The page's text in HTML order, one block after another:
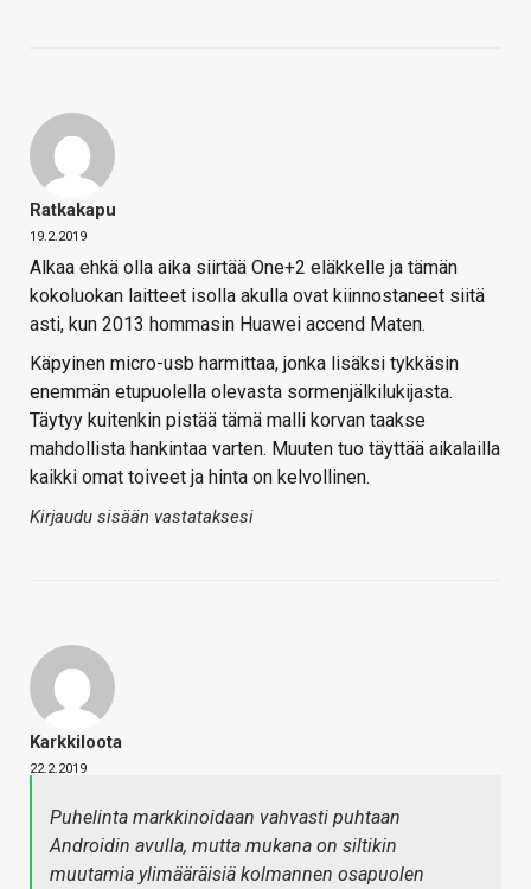
Ratkakapu
19.2.2019
Alkaa ehkä olla aika siirtää One+2 eläkkelle ja tämän
kokoluokan laitteet isolla akulla ovat kiinnostaneet siitä
asti, kun 2013 hommasin Huawei accend Maten.
Käpyinen micro-usb harmittaa, jonka lisäksi tykkäsin
enemmän etupuolella olevasta sormenjälkilukijasta.
Täytyy kuitenkin pistää tämä malli korvan taakse
mahdollista hankintaa varten. Muuten tuo täyttää aikalailla
kaikki omat toiveet ja hinta on kelvollinen.
Kirjaudu sisään vastataksesi
Karkkiloota
22.2.2019
Puhelinta markkinoidaan vahvasti puhtaan
Androidin avulla, mutta mukana on siltikin
muutamia ylimääräisiä kolmannen osapuolen